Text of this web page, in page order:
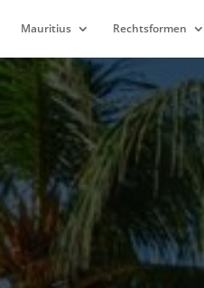
Mauritius Rechtsformen